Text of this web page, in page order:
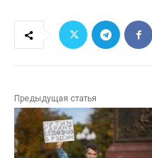
Предыдущая статья